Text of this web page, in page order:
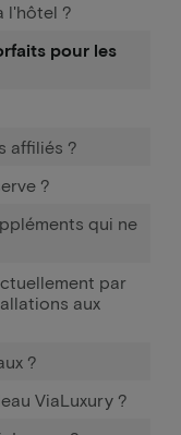
l'hôtel ?
pour les
affiliés ?
?
qui ne
par
aux
?
ViaLuxury ?